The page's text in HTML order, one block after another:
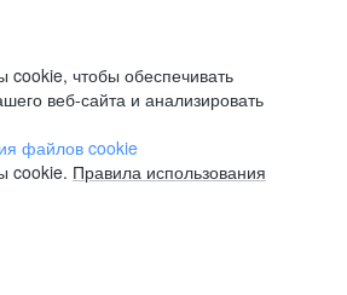
чтобы обеспечивать
веб-сайта и анализировать
файлов cookie
cookie. Правила использования